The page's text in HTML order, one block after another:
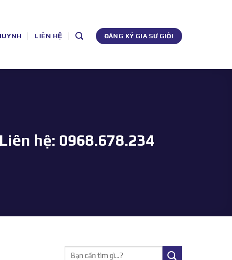
LIÊN HỆ ĐĂNG KÝ GIA SƯ GIỎI
hệ: 0968.678.234